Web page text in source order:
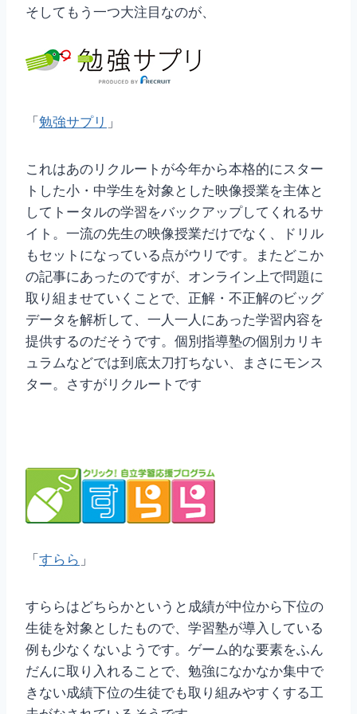
そしてもう一つ大注目なのが、
「 勉強サプリ 」
これはあのリクルートが今年から本格的にスター
トした小・中学生を対象とした映像授業を主体と
してトータルの学習をバックアップしてくれるサ
イト。一流の先生の映像授業だけでなく、ドリル
もセットになっている点がウリです。またどこか
の記事にあったのですが、オンライン上で問題に
取り組ませていくことで、正解・不正解のビッグ
データを解析して、一人一人にあった学習内容を
提供するのだそうです。個別指導塾の個別カリキ
ュラムなどでは到底太刀打ちない、まさにモンス
ター。さすがリクルートです
「 すらら 」
すららはどちらかというと成績が中位から下位の
生徒を対象としたもので、学習塾が導入している
例も少なくないようです。ゲーム的な要素をふん
だんに取り入れることで、勉強になかなか集中で
きない成績下位の生徒でも取り組みやすくする工